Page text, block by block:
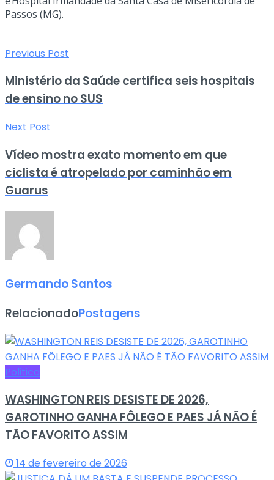
Passos (MG).
Previous Post
Ministério da Saúde certifica seis hospitais
de ensino no SUS
Next Post
Vídeo mostra exato momento em que
ciclista é atropelado por caminhão em
Guarus
Germando Santos
RelacionadoPostagens
Politica
WASHINGTON REIS DESISTE DE 2026,
GAROTINHO GANHA FÔLEGO E PAES JÁ NÃO É
TÃO FAVORITO ASSIM
14 de fevereiro de 2026